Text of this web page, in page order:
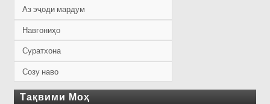
Аз эҷоди мардум
Навгониҳо
Суратхона
Созу наво
Тақвими Моҳ